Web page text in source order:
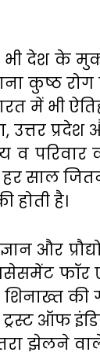
भी देश के
कुष्ठ
में भी
उत्तर
व
साल
होती है।
और
फॉर
की
ट्रस्ट ऑफ
झेलने